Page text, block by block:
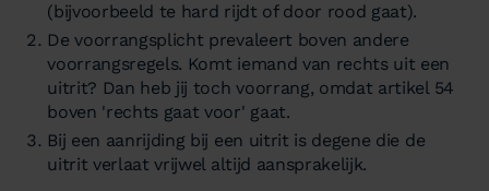
(bijvoorbeeld te hard rijdt of door rood gaat).
De voorrangsplicht prevaleert boven andere
voorrangsregels. Komt iemand van rechts uit een
uitrit? Dan heb jij toch voorrang, omdat artikel 54
boven 'rechts gaat voor' gaat.
Bij een aanrijding bij een uitrit is degene die de
uitrit verlaat vrijwel altijd aansprakelijk.